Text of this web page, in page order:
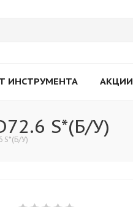
ИНСТРУМЕНТА АКЦИИ
S*(Б/У)
S*(Б/У)